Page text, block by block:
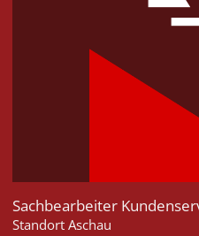
Sachbearbeiter
Standort Aschau